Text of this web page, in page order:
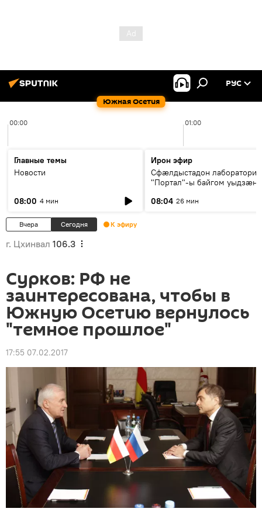
Южная Осетия
РУС
00:00 01:00
Главные темы
Новости
08:00 4 мин
Ирон эфир
Сфæлдыстадон лаборатори
"Портал"-ы байгом уыдзæн
Æхсары куыстыты равдыст
08:04 26 мин
Вчера Сегодня К эфиру
г. Цхинвал 106.3
Сурков: РФ не
заинтересована, чтобы в
Южную Осетию вернулось
"темное прошлое"
17:55 07.02.2017